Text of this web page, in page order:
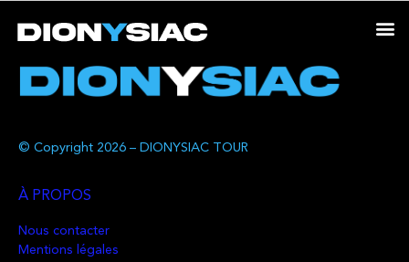
© Copyright 2026 – DIONYSIAC TOUR
À PROPOS
Nous contacter
Mentions légales